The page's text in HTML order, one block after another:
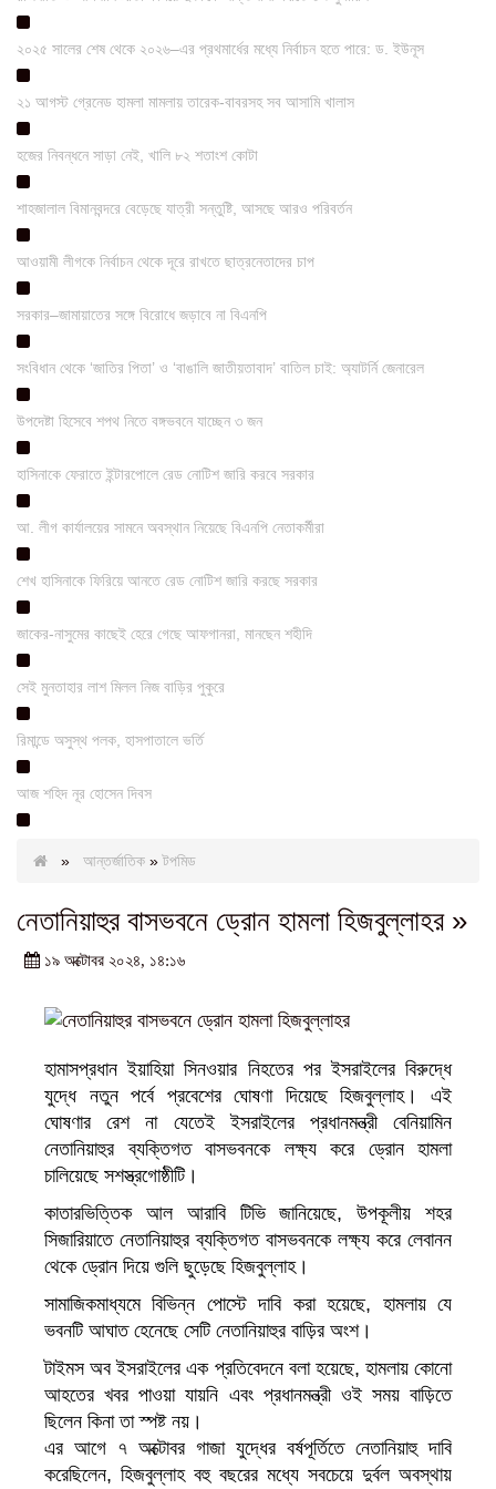
২০২৫ সালের শেষ থেকে ২০২৬–এর প্রথমার্ধের মধ্যে নির্বাচন হতে পারে: ড. ইউনূস
২১ আগস্ট গ্রেনেড হামলা মামলায় তারেক-বাবরসহ সব আসামি খালাস
হজের নিবন্ধনে সাড়া নেই, খালি ৮২ শতাংশ কোটা
শাহজালাল বিমানবন্দরে বেড়েছে যাত্রী সন্তুষ্টি, আসছে আরও পরিবর্তন
আওয়ামী লীগকে নির্বাচন থেকে দূরে রাখতে ছাত্রনেতাদের চাপ
সরকার–জামায়াতের সঙ্গে বিরোধে জড়াবে না বিএনপি
সংবিধান থেকে ‘জাতির পিতা’ ও ‘বাঙালি জাতীয়তাবাদ’ বাতিল চাই: অ্যাটর্নি জেনারেল
উপদেষ্টা হিসেবে শপথ নিতে বঙ্গভবনে যাচ্ছেন ৩ জন
হাসিনাকে ফেরাতে ইন্টারপোলে রেড নোটিশ জারি করবে সরকার
আ. লীগ কার্যালয়ের সামনে অবস্থান নিয়েছে বিএনপি নেতাকর্মীরা
শেখ হাসিনাকে ফিরিয়ে আনতে রেড নোটিশ জারি করছে সরকার
জাকের-নাসুমের কাছেই হেরে গেছে আফগানরা, মানছেন শহীদি
সেই মুনতাহার লাশ মিলল নিজ বাড়ির পুকুরে
রিমান্ডে অসুস্থ পলক, হাসপাতালে ভর্তি
আজ শহিদ নূর হোসেন দিবস
» আন্তর্জাতিক »টপমিড
নেতানিয়াহুর বাসভবনে ড্রোন হামলা হিজবুল্লাহর »
১৯ অক্টোবর ২০২৪, ১৪:১৬
হামাসপ্রধান ইয়াহিয়া সিনওয়ার নিহতের পর ইসরাইলের বিরুদ্ধে
যুদ্ধে নতুন পর্বে প্রবেশের ঘোষণা দিয়েছে হিজবুল্লাহ। এই
ঘোষণার রেশ না যেতেই ইসরাইলের প্রধানমন্ত্রী বেনিয়ামিন
নেতানিয়াহুর ব্যক্তিগত বাসভবনকে লক্ষ্য করে ড্রোন হামলা
চালিয়েছে সশস্ত্রগোষ্ঠীটি।
কাতারভিত্তিক আল আরাবি টিভি জানিয়েছে, উপকূলীয় শহর
সিজারিয়াতে নেতানিয়াহুর ব্যক্তিগত বাসভবনকে লক্ষ্য করে লেবানন
থেকে ড্রোন দিয়ে গুলি ছুড়েছে হিজবুল্লাহ।
সামাজিকমাধ্যমে বিভিন্ন পোস্টে দাবি করা হয়েছে, হামলায় যে
ভবনটি আঘাত হেনেছে সেটি নেতানিয়াহুর বাড়ির অংশ।
টাইমস অব ইসরাইলের এক প্রতিবেদনে বলা হয়েছে, হামলায় কোনো
আহতের খবর পাওয়া যায়নি এবং প্রধানমন্ত্রী ওই সময় বাড়িতে
ছিলেন কিনা তা স্পষ্ট নয়।
এর আগে ৭ অক্টােবর গাজা যুদ্ধের বর্ষপূর্তিতে নেতানিয়াহু দাবি
করেছিলেন, হিজবুল্লাহ বহু বছরের মধ্যে সবচেয়ে দুর্বল অবস্থায়